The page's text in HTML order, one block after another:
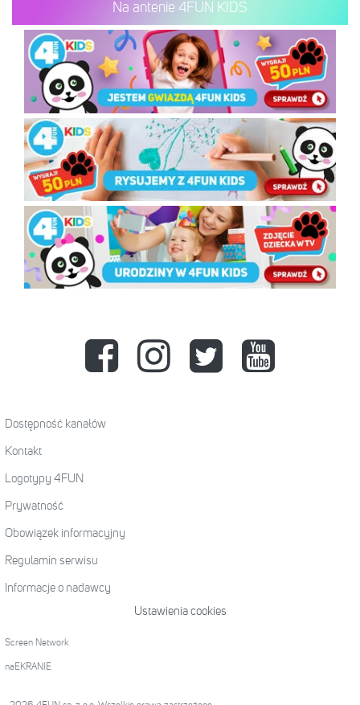
Na antenie 4FUN KIDS
Dostępność kanałów
Kontakt
Logotypy 4FUN
Prywatność
Obowiązek informacyjny
Regulamin serwisu
Informacje o nadawcy
Ustawienia cookies
Screen Network
naEKRANIE